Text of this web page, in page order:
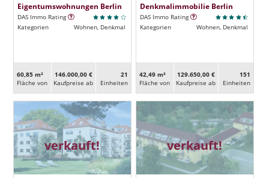
Eigentumswohnungen Berlin
DAS Immo Rating
Kategorien
Wohnen, Denkmal
60,85 m²
Fläche von
146.000,00 €
Kaufpreise ab
21
Ein­heiten
Denkmalimmobilie Berlin
DAS Immo Rating
Kategorien
Wohnen, Denkmal
42,49 m²
Fläche von
129.650,00 €
Kaufpreise ab
151
Ein­heiten
verkauft! verkauft!